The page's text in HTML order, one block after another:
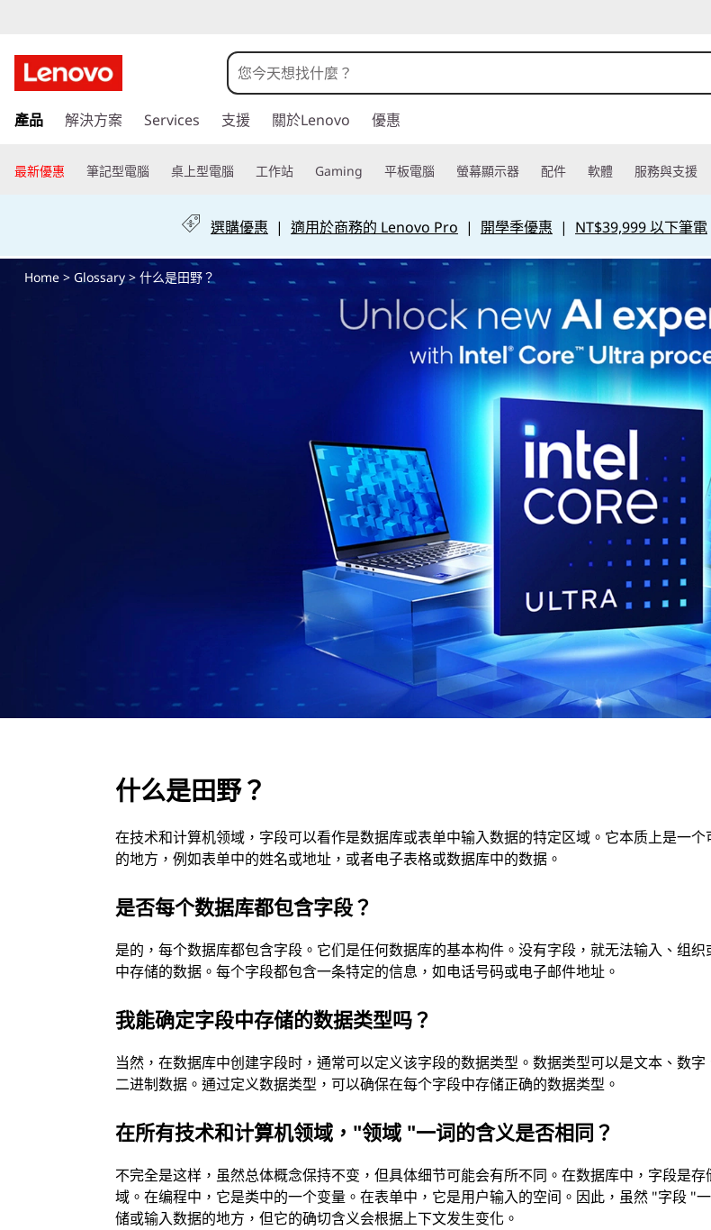
么
是
野
至
要
產品 解決方案 Services 支援 關於Lenovo 優惠
最新優惠 筆記型電腦 桌上型電腦 工作站 Gaming 平板電腦 螢幕顯示器 配件 軟體 服務與支援
選購優惠 | 適用於商務的 Lenovo Pro | 開學季優惠 | NT$39,999 以下筆電
Home> Glossary> 什么是田野？
什么是田野？
在技术和计算机领域，字段可以看作是数据库或表单中输入数据的特定区域。它本质上是一个
的地方，例如表单中的姓名或地址，或者电子表格或数据库中的数据。
是否每个数据库都包含字段？
是的，每个数据库都包含字段。它们是任何数据库的基本构件。没有字段，就无法输入、组织
中存储的数据。每个字段都包含一条特定的信息，如电话号码或电子邮件地址。
我能确定字段中存储的数据类型吗？
当然，在数据库中创建字段时，通常可以定义该字段的数据类型。数据类型可以是文本、数字
二进制数据。通过定义数据类型，可以确保在每个字段中存储正确的数据类型。
在所有技术和计算机领域，"领域 "一词的含义是否相同？
不完全是这样，虽然总体概念保持不变，但具体细节可能会有所不同。在数据库中，字段是存
域。在编程中，它是类中的一个变量。在表单中，它是用户输入的空间。因此，虽然 "字段 "
储或输入数据的地方，但它的确切含义会根据上下文发生变化。